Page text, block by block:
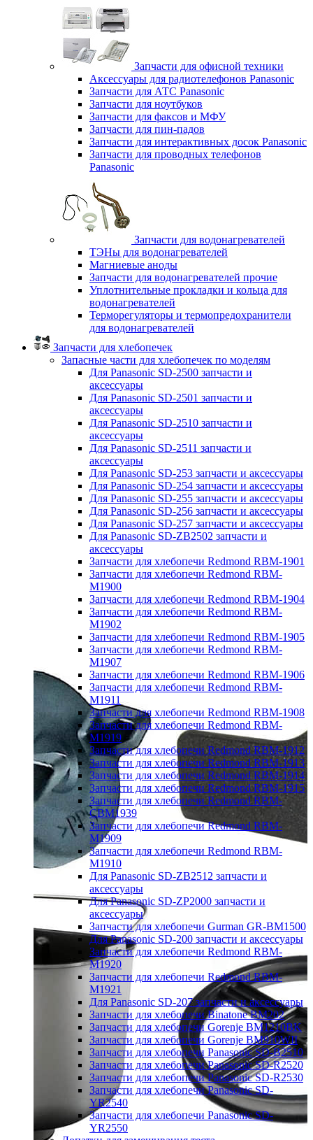
Запчасти для офисной техники
Аксессуары для радиотелефонов Panasonic
Запчасти для АТС Panasonic
Запчасти для ноутбуков
Запчасти для факсов и МФУ
Запчасти для пин-падов
Запчасти для интерактивных досок Panasonic
Запчасти для проводных телефонов
Panasonic
Запчасти для водонагревателей
ТЭНы для водонагревателей
Магниевые аноды
Запчасти для водонагревателей прочие
Уплотнительные прокладки и кольца для
водонагревателей
Терморегуляторы и термопредохранители
для водонагревателей
Запчасти для хлебопечек
Запасные части для хлебопечек по моделям
Для Panasonic SD-2500 запчасти и
аксессуары
Для Panasonic SD-2501 запчасти и
аксессуары
Для Panasonic SD-2510 запчасти и
аксессуары
Для Panasonic SD-2511 запчасти и
аксессуары
Для Panasonic SD-253 запчасти и аксессуары
Для Panasonic SD-254 запчасти и аксессуары
Для Panasonic SD-255 запчасти и аксессуары
Для Panasonic SD-256 запчасти и аксессуары
Для Panasonic SD-257 запчасти и аксессуары
Для Panasonic SD-ZB2502 запчасти и
аксессуары
Запчасти для хлебопечи Redmond RBM-1901
Запчасти для хлебопечи Redmond RBM-
M1900
Запчасти для хлебопечи Redmond RBM-1904
Запчасти для хлебопечи Redmond RBM-
M1902
Запчасти для хлебопечи Redmond RBM-1905
Запчасти для хлебопечи Redmond RBM-
M1907
Запчасти для хлебопечи Redmond RBM-1906
Запчасти для хлебопечи Redmond RBM-
M1911
Запчасти для хлебопечи Redmond RBM-1908
Запчасти для хлебопечи Redmond RBM-
M1919
Запчасти для хлебопечи Redmond RBM-1912
Запчасти для хлебопечи Redmond RBM-1913
Запчасти для хлебопечи Redmond RBM-1914
Запчасти для хлебопечи Redmond RBM-1915
Запчасти для хлебопечи Redmond RBM-
CBM1939
Запчасти для хлебопечи Redmond RBM-
M1909
Запчасти для хлебопечи Redmond RBM-
M1910
Для Panasonic SD-ZB2512 запчасти и
аксессуары
Для Panasonic SD-ZP2000 запчасти и
аксессуары
Запчасти для хлебопечи Gurman GR-BM1500
Для Panasonic SD-200 запчасти и аксессуары
Запчасти для хлебопечи Redmond RBM-
M1920
Запчасти для хлебопечи Redmond RBM-
M1921
Для Panasonic SD-207 запчасти и аксессуары
Запчасти для хлебопечи Binatone BM202
Запчасти для хлебопечи Gorenje BM1210BK
Запчасти для хлебопечи Gorenje BM910WII
Запчасти для хлебопечи Panasonic SD-B2510
Запчасти для хлебопечи Panasonic SD-R2520
Запчасти для хлебопечи Panasonic SD-R2530
Запчасти для хлебопечи Panasonic SD-
YR2540
Запчасти для хлебопечи Panasonic SD-
YR2550